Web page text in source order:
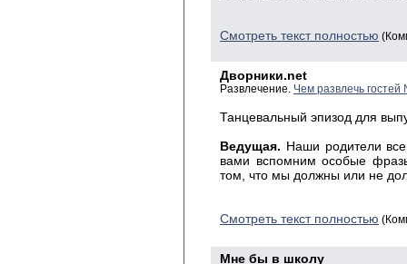
Смотреть текст полностью
Дворники.net
Развлечение. Чем развлечь
Танцевальный эпизод для
Ведущая. Наши родители
вами вспомним особые
том, что мы должны или не
Смотреть текст полностью
Мне бы в школу